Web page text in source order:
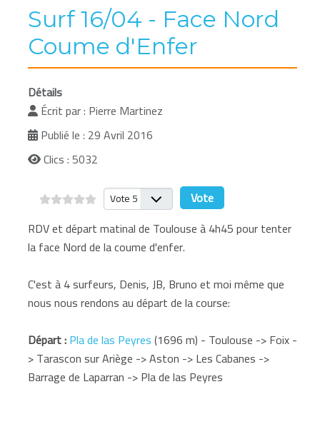
Surf 16/04 - Face Nord
Coume d'Enfer
Détails
Écrit par : Pierre Martinez
Publié le : 29 Avril 2016
Clics : 5032
Veuillez voter
RDV et départ matinal de Toulouse à 4h45 pour tenter
la face Nord de la coume d'enfer.
C'est à 4 surfeurs, Denis, JB, Bruno et moi même que
nous nous rendons au départ de la course:
Départ :Pla de las Peyres(1696 m) - Toulouse -> Foix -
> Tarascon sur Ariège -> Aston -> Les Cabanes ->
Barrage de Laparran -> Pla de las Peyres